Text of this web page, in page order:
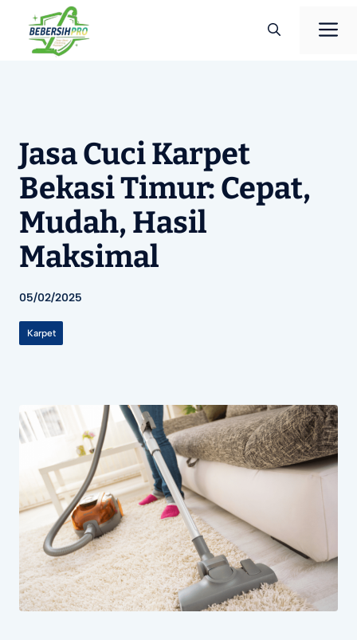
Langsung
Jasa Cuci Karpet
Bekasi Timur: Cepat,
Mudah, Hasil
Maksimal
05/02/2025
Karpet